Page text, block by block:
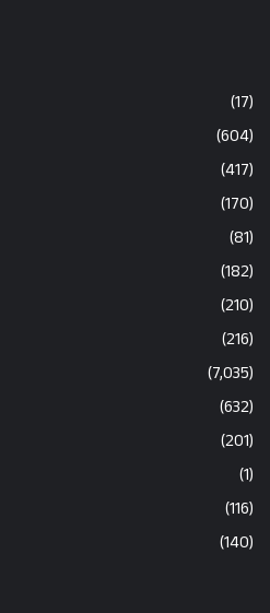
(17)
(604)
(417)
(170)
(81)
(182)
(210)
(216)
(7,035)
(632)
(201)
(1)
(116)
(140)